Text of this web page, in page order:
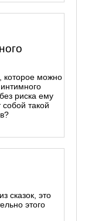
которое можно
риска ему
такой
сказок, это
этого